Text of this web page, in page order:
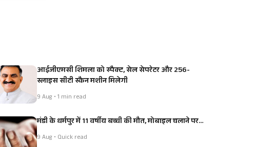
आईजीएमसी शिमला को स्पैक्ट, सेल सेपरेटर और 256-
स्लाइस सीटी स्कैन मशीन मिलेगी
9 Aug • 1 min read
मंडी के धर्मपुर में 11 वर्षीय बच्ची की मौत, मोबाइल चलाने पर…
9 Aug • Quick read